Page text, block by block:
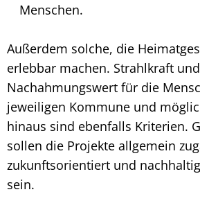
Menschen.
Außerdem solche, die
erlebbar machen. Strahlkraft und
Nachahmungswert für die
jeweiligen Kommune und
hinaus sind ebenfalls Kriterien.
sollen die Projekte allgemein
zukunftsorientiert und
sein.